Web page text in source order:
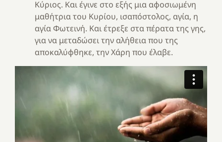
Κύριος. Και έγινε στο εξής μια αφοσιωμένη
μαθήτρια του Κυρίου, ισαπόστολος, αγία, η
αγία Φωτεινή. Και έτρεξε στα πέρατα της γης,
για να μεταδώσει την αλήθεια που της
αποκαλύφθηκε, την Χάρη που έλαβε.